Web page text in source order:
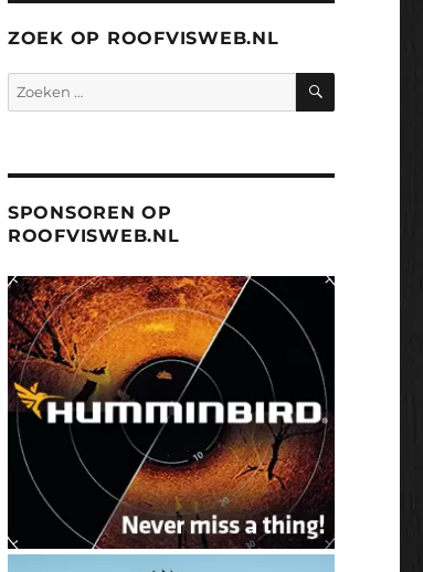
ZOEK OP ROOFVISWEB.NL
Zoeken
naar:
ZOEKEN
SPONSOREN OP
ROOFVISWEB.NL